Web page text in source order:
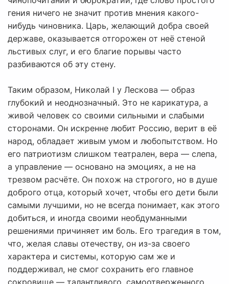
гения ничего не значит против мнения какого-
нибудь чиновника. Царь, желающий добра своей
державе, оказывается отгорожен от неё стеной
льстивых слуг, и его благие порывы часто
разбиваются об эту стену.
Таким образом, Николай I у Лескова — образ
глубокий и неоднозначный. Это не карикатура, а
живой человек со своими сильными и слабыми
сторонами. Он искренне любит Россию, верит в её
народ, обладает живым умом и любопытством. Но
его патриотизм слишком театрален, вера — слепа,
а управление — основано на эмоциях, а не на
трезвом расчёте. Он похож на строгого, но в душе
доброго отца, который хочет, чтобы его дети были
самыми лучшими, но не всегда понимает, как этого
добиться, и иногда своими необдуманными
решениями причиняет им боль. Его трагедия в том,
что, желая славы отечеству, он из-за своего
характера и системы, которую сам же и
поддерживал, не смог сохранить его главное